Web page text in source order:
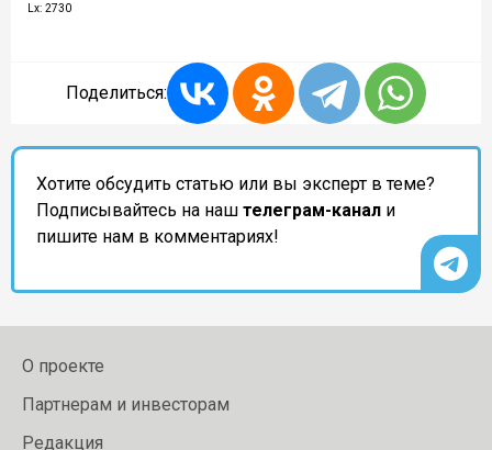
Lx: 2730
Поделиться:
Хотите обсудить статью или вы эксперт в теме?
Подписывайтесь на наш телеграм-канал и
пишите нам в комментариях!
О проекте
Партнерам и инвесторам
Редакция